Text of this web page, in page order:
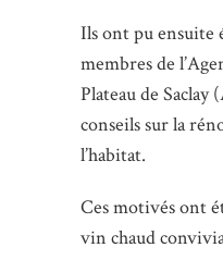
Ils ont pu ensuite
membres de
Plateau de Saclay
conseils sur la
l’habitat.
Ces motivés ont
vin chaud